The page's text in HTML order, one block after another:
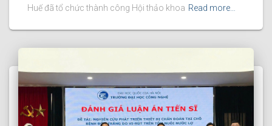
Huế đã tổ chức thành công Hội thảo khoa Read more…